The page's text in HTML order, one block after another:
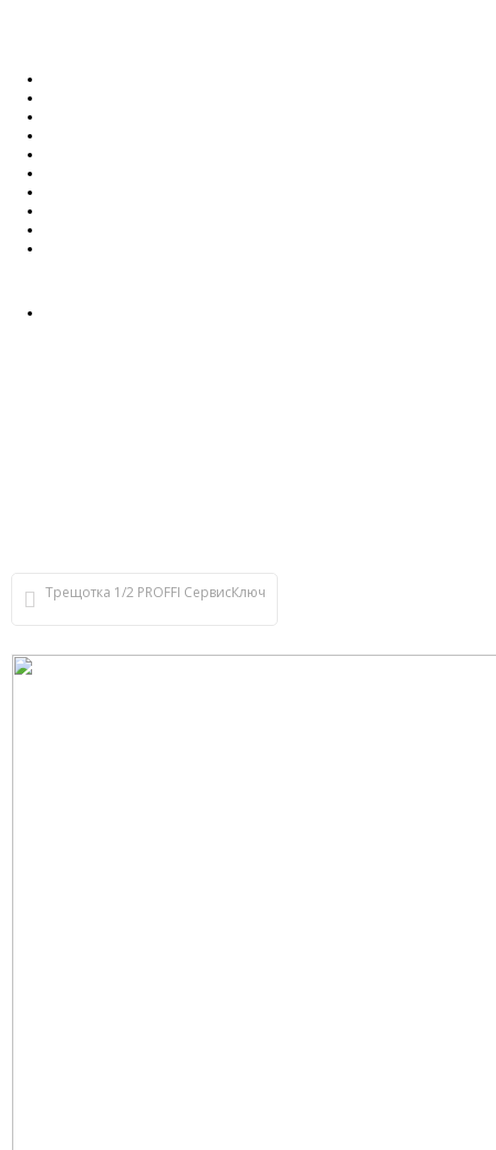
Трещотка 1/2 PROFFI СервисКлюч